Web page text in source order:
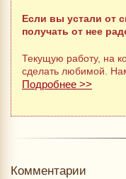
Если вы устали от
получать от нее
Текущую работу, на
сделать любимой.
Подробнее >>
Комментарии